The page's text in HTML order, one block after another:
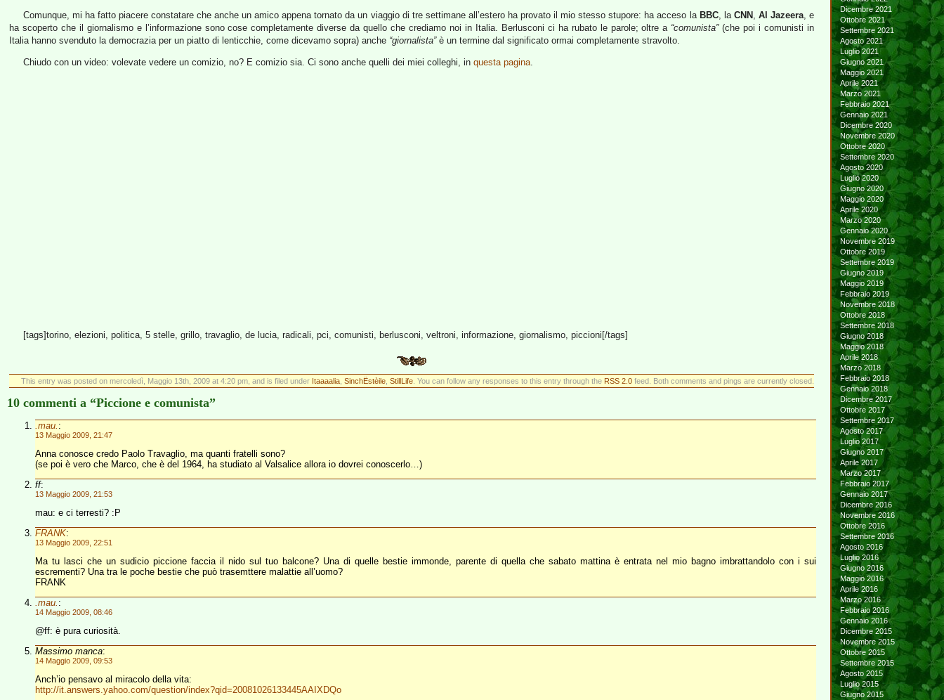
Comunque, mi ha fatto piacere constatare che anche un amico appena tornato da un viaggio di tre settimane all’estero ha provato il mio stesso stupore: ha acceso la BBC, la CNN , Al Jazeera, e
ha scoperto che il giornalismo e l’informazione sono cose completamente diverse da quello che crediamo noi in Italia. Berlusconi ci ha rubato le parole; oltre a “comunista”(che poi i comunisti in
Italia hanno svenduto la democrazia per un piatto di lenticchie, come dicevamo sopra) anche “giornalista”è un termine dal significato ormai completamente stravolto.
Chiudo con un video: volevate vedere un comizio, no? E comizio sia. Ci sono anche quelli dei miei colleghi, in questa pagina.
[tags]torino, elezioni, politica, 5 stelle, grillo, travaglio, de lucia, radicali, pci, comunisti, berlusconi, veltroni, informazione, giornalismo, piccioni[/tags]
This entry was posted on mercoledì, Maggio 13th, 2009 at 4:20 pm, and is filed under Itaaaalia, SinchËstèile, StillLife. You can follow any responses to this entry through the RSS 2.0feed. Both comments and pings are currently closed.
10 commenti a “Piccione e comunista”
.mau. :
13 Maggio 2009, 21:47
Anna conosce credo Paolo Travaglio, ma quanti fratelli sono?
(se poi è vero che Marco, che è del 1964, ha studiato al Valsalice allora io dovrei conoscerlo…)
ff:
13 Maggio 2009, 21:53
mau: e ci terresti? :P
FRANK:
13 Maggio 2009, 22:51
Ma tu lasci che un sudicio piccione faccia il nido sul tuo balcone? Una di quelle bestie immonde, parente di quella che sabato mattina è entrata nel mio bagno imbrattandolo con i sui
escrementi? Una tra le poche bestie che può trasemttere malattie all’uomo?
FRANK
.mau. :
14 Maggio 2009, 08:46
@ff: è pura curiosità.
Massimo manca:
14 Maggio 2009, 09:53
Anch’io pensavo al miracolo della vita:
http://it.answers.yahoo.com/question/index?qid=20081026133445AAIXDQo
Dicembre 2021
Ottobre 2021
Settembre 2021
Agosto 2021
Luglio 2021
Giugno 2021
Maggio 2021
Aprile 2021
Marzo 2021
Febbraio 2021
Gennaio 2021
Dicembre 2020
Novembre 2020
Ottobre 2020
Settembre 2020
Agosto 2020
Luglio 2020
Giugno 2020
Maggio 2020
Aprile 2020
Marzo 2020
Gennaio 2020
Novembre 2019
Ottobre 2019
Settembre 2019
Giugno 2019
Maggio 2019
Febbraio 2019
Novembre 2018
Ottobre 2018
Settembre 2018
Giugno 2018
Maggio 2018
Aprile 2018
Marzo 2018
Febbraio 2018
Gennaio 2018
Dicembre 2017
Ottobre 2017
Settembre 2017
Agosto 2017
Luglio 2017
Giugno 2017
Aprile 2017
Marzo 2017
Febbraio 2017
Gennaio 2017
Dicembre 2016
Novembre 2016
Ottobre 2016
Settembre 2016
Agosto 2016
Luglio 2016
Giugno 2016
Maggio 2016
Aprile 2016
Marzo 2016
Febbraio 2016
Gennaio 2016
Dicembre 2015
Novembre 2015
Ottobre 2015
Settembre 2015
Agosto 2015
Luglio 2015
Giugno 2015